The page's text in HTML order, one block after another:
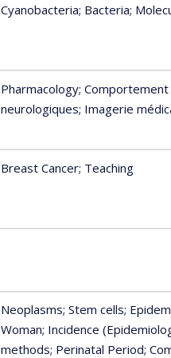
Cyanobacteria; Bacteria;
Pharmacology; Comportement
neurologiques; Imagerie
Breast Cancer; Teaching
Neoplasms; Stem cells;
Woman; Incidence
methods; Perinatal Period;